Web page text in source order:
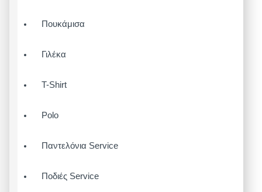
Πουκάμισα
Γιλέκα
T-Shirt
Polo
Παντελόνια Service
Ποδιές Service